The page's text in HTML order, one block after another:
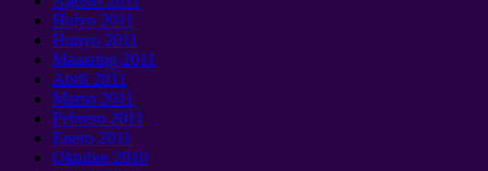
Hulyo 2011
Hunyo 2011
Maaaring 2011
Abril 2011
Marso 2011
Pebrero 2011
Enero 2011
Oktubre 2010